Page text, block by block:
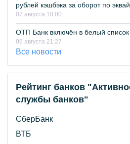
рублей кэшбэка за оборот по
07 августа 10:00
ОТП Банк включён в белый
06 августа 21:27
Все новости
Рейтинг банков
службы банков"
СберБанк
ВТБ